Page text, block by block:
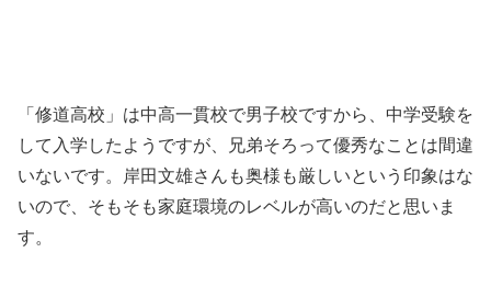
「修道高校」は中高一貫校で男子校ですから、中学受験を
して入学したようですが、兄弟そろって優秀なことは間違
いないです。岸田文雄さんも奥様も厳しいという印象はな
いので、そもそも家庭環境のレベルが高いのだと思いま
す。